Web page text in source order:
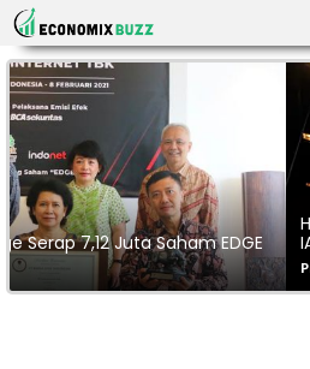
Harga Saham Melonjak, BEI Awasi
IATA
Praditya 7 Agustus 2026